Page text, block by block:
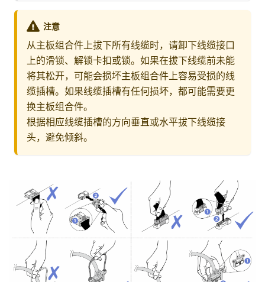
注意
从主板组合件上拔下所有线缆时，请卸下线缆接口
上的滑锁、解锁卡扣或锁。如果在拔下线缆前未能
将其松开，可能会损坏主板组合件上容易受损的线
缆插槽。如果线缆插槽有任何损坏，都可能需要更
换主板组合件。
根据相应线缆插槽的方向垂直或水平拔下线缆接
头，避免倾斜。